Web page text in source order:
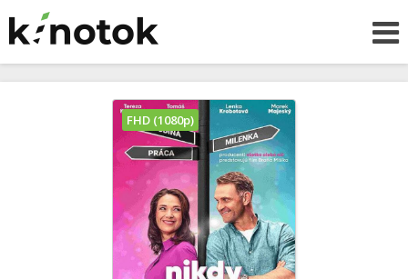
FHD (1080p)